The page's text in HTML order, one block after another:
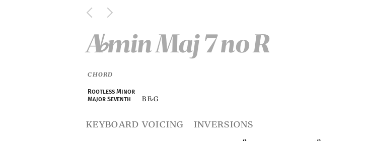
A♭min Maj 7 no R
CHORD
Rootless Minor
Major Seventh
B E♭G
keyboard voicing inversions